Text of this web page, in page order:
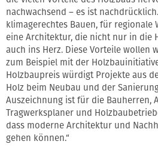
nachwachsend – es ist
klimagerechtes Bauen, für regionale
eine Architektur, die nicht nur in die
auch ins Herz. Diese Vorteile wollen
zum Beispiel mit der
Holzbaupreis würdigt Projekte aus
Holz beim Neubau und der
Auszeichnung ist für die Bauherren,
Tragwerksplaner und
dass moderne Architektur und
gehen können.“